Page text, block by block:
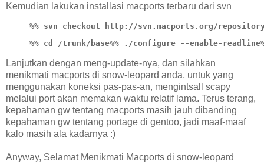
Kemudian lakukan installasi macports terbaru dari svn
%% svn checkout http://svn.macports.org/
%% cd /trunk/base%% ./configure --enable-readline
Lanjutkan dengan meng-update-nya, dan silahkan
menikmati macports di snow-leopard anda, untuk yang
menggunakan koneksi pas-pas-an, mengintsall scapy
melalui port akan memakan waktu relatif lama. Terus terang,
kepahaman gw tentang macports masih jauh dibanding
kepahaman gw tentang portage di gentoo, jadi maaf-maaf
kalo masih ala kadarnya :)
Anyway, Selamat Menikmati Macports di snow-leopard